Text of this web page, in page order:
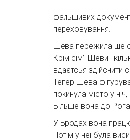
фальшивих
переховування.
Шева пережила ще
Крім сім’ї Шеви і
вдаєтсья
Тепер Шева
покинула місто у
Більше вона до
У Бродах вона
Потім у неї була